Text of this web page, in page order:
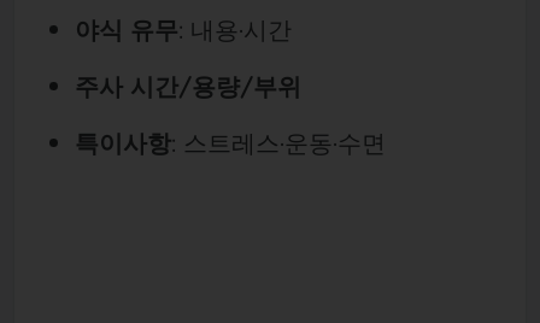
야식 유무: 내용·시간
주사 시간/용량/부위
특이사항: 스트레스·운동·수면